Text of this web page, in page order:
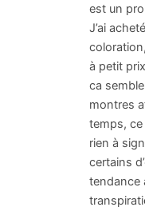
est un
J’ai
à petit
ca
montres
temps, ce
rien à
certains
tendance